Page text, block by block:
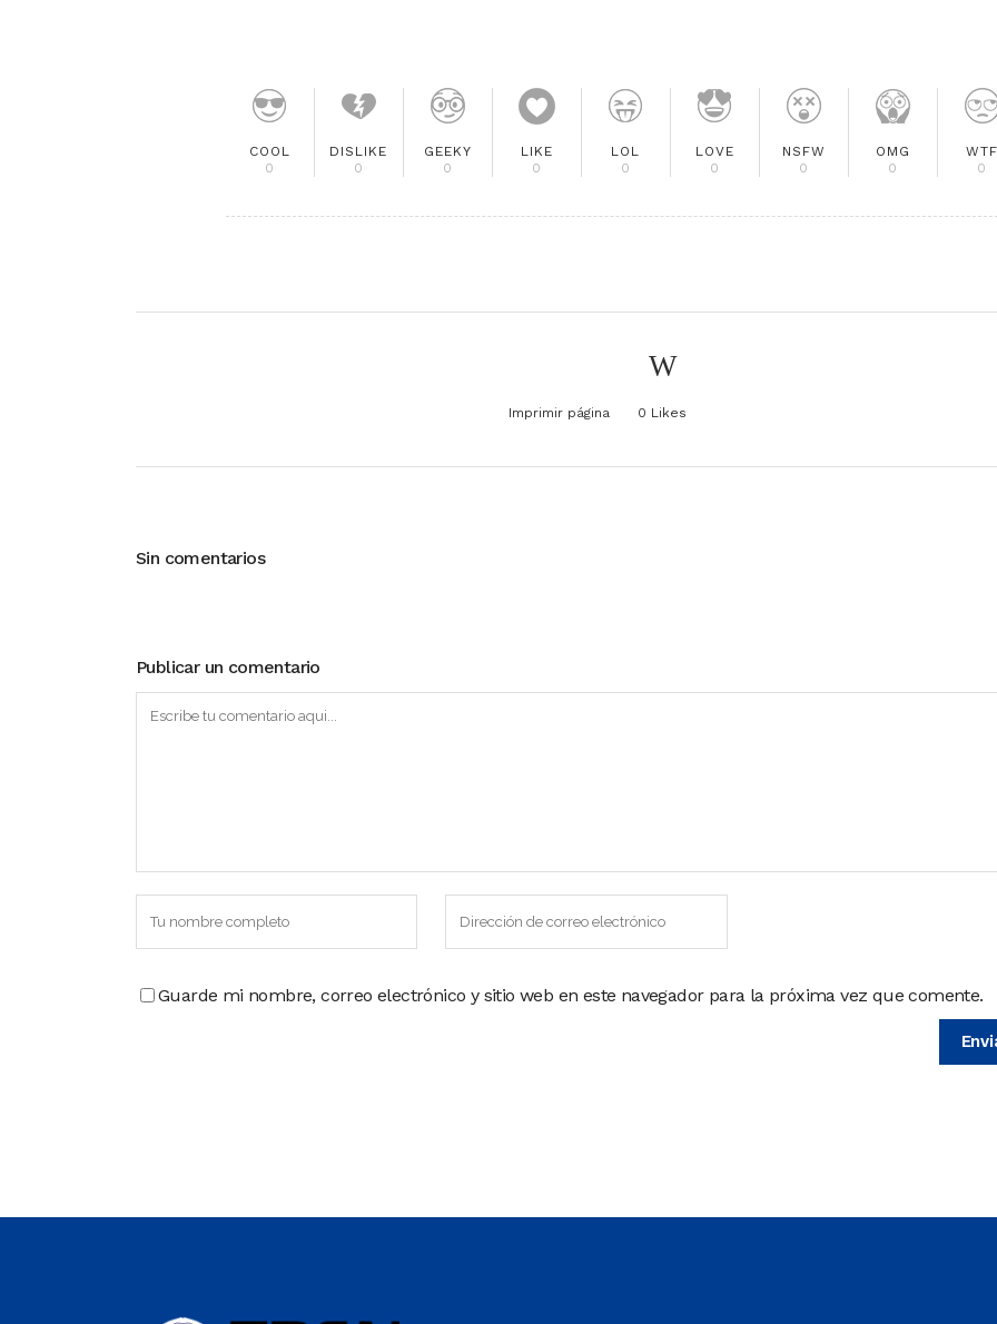
COOL
0
DISLIKE
0
GEEKY
0
LIKE
0
LOL
0
LOVE
0
NSFW
0
OMG
0
WTF
0
Imprimir página 0 Likes
Sin comentarios
Publicar un comentario
Guarde mi nombre, correo electrónico y sitio web en este navegador para la próxima vez que comente.